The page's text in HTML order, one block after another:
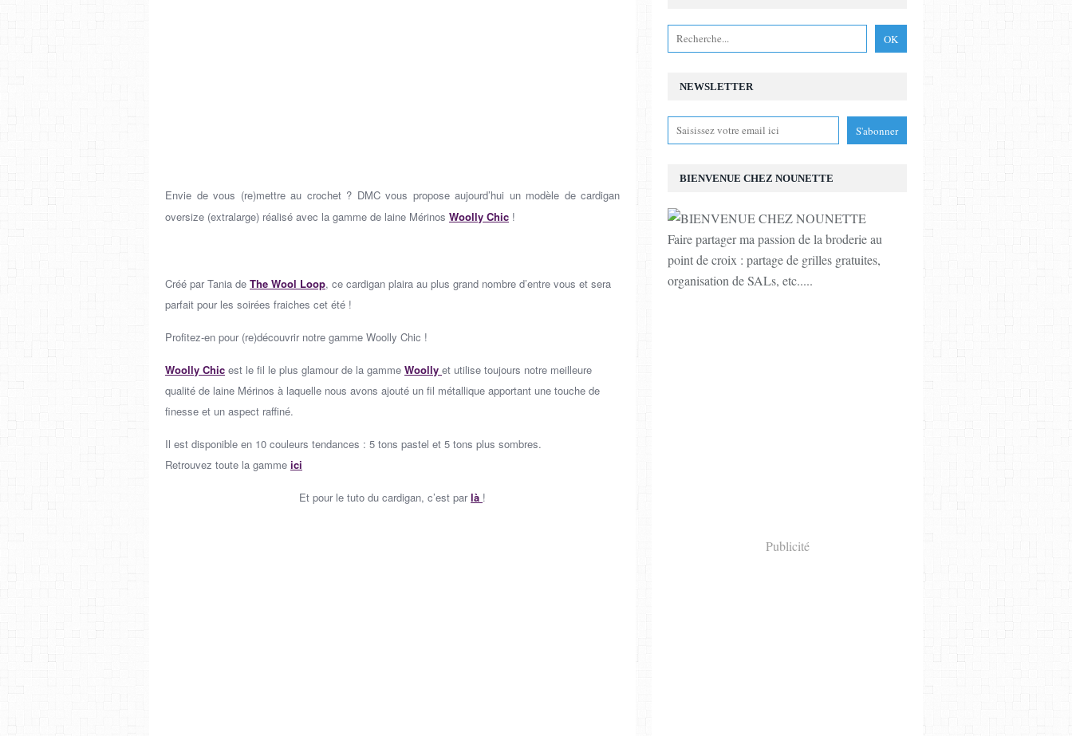
Envie de vous (re)mettre au crochet ? DMC vous propose aujourd’hui un modèle de cardigan
oversize (extralarge) réalisé avec la gamme de laine Mérinos Woolly Chic !
Créé par Tania de The Wool Loop, ce cardigan plaira au plus grand nombre d’entre vous et sera
parfait pour les soirées fraiches cet été !
Profitez-en pour (re)découvrir notre gamme Woolly Chic !
Woolly Chic est le fil le plus glamour de la gamme Woolly et utilise toujours notre meilleure
qualité de laine Mérinos à laquelle nous avons ajouté un fil métallique apportant une touche de
finesse et un aspect raffiné.
Il est disponible en 10 couleurs tendances : 5 tons pastel et 5 tons plus sombres.
Retrouvez toute la gamme ici
Et pour le tuto du cardigan, c’est par là !
NEWSLETTER
BIENVENUE CHEZ NOUNETTE
Faire partager ma passion de la broderie au
point de croix : partage de grilles gratuites,
organisation de SALs, etc.....
Publicité